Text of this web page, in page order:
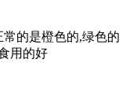
的是橙色的,绿色的
用的好